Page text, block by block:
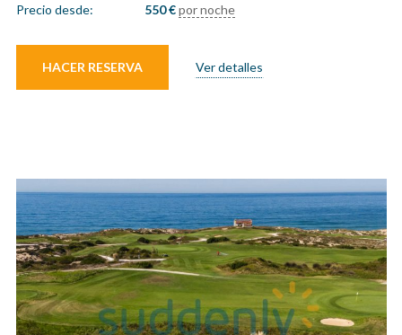
Precio desde: 550€ por noche
Ver detalles
HACER RESERVA